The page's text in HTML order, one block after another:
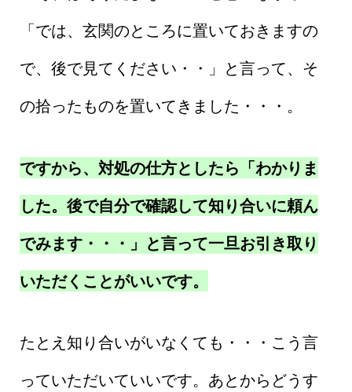
「では、玄関のところに置いておきますの
で、後で見てください・・」と言って、そ
の拾ったものを置いてきました・・・。
ですから、対処の仕方としたら「わかりま
した。後で自分で確認して知り合いに頼ん
でみます・・・」と言って一旦お引き取り
いただくことがいいです。
たとえ知り合いがいなくても・・・こう言
っていただいていいです。あとからどうす